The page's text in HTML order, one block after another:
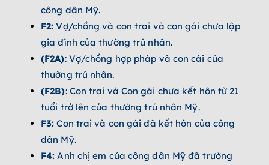
công dân Mỹ.
F2: Vợ/chồng và con trai và con gái chưa lập
gia đình của thường trú nhân.
(F2A): Vợ/chồng hợp pháp và con cái của
thường trú nhân.
(F2B): Con trai và Con gái chưa kết hôn từ 21
tuổi trở lên của thường trú nhân Mỹ.
F3: Con trai và con gái đã kết hôn của công
dân Mỹ.
F4: Anh chị em của công dân Mỹ đã trưởng